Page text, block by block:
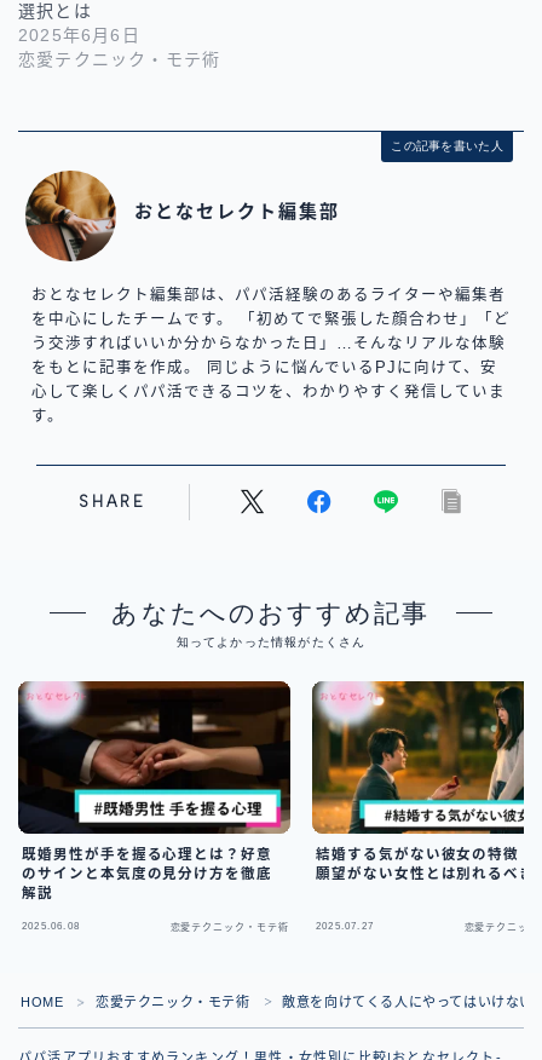
選択とは
2025年6月6日
恋愛テクニック・モテ術
この記事を書いた人
おとなセレクト編集部
おとなセレクト編集部は、パパ活経験のあるライターや編集者
を中心にしたチームです。 「初めてで緊張した顔合わせ」「ど
う交渉すればいいか分からなかった日」…そんなリアルな体験
をもとに記事を作成。 同じように悩んでいるPJに向けて、安
心して楽しくパパ活できるコツを、わかりやすく発信していま
す。
SHARE
あなたへのおすすめ記事
知ってよかった情報がたくさん
既婚男性が手を握る心理とは？好意
のサインと本気度の見分け方を徹底
解説
2025.06.08 恋愛テクニック・モテ術
結婚する気がない彼女の特徴！
願望がない女性とは別れるべき
2025.07.27 恋愛テクニック
HOME ＞ 恋愛テクニック・モテ術 ＞ 敵意を向けてくる人にやってはいけない